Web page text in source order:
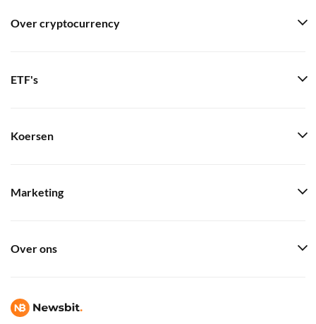
Over cryptocurrency
ETF's
Koersen
Marketing
Over ons